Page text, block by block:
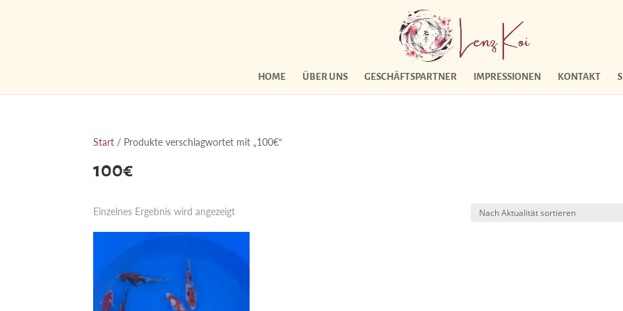
HOME ÜBER UNS GESCHÄFTSPARTNER IMPRESSIONEN KONTAKT
Start / Produkte verschlagwortet mit „100€“
100€
Einzelnes Ergebnis wird angezeigt